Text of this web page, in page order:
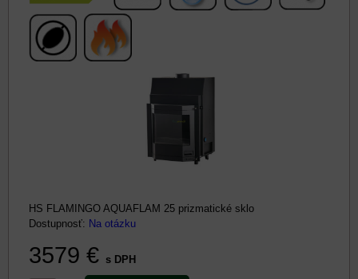
HS FLAMINGO AQUAFLAM 25 prizmatické sklo
Dostupnosť: Na otázku
3579 € s DPH